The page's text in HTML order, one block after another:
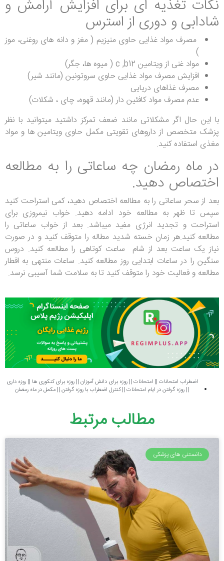
نکات تغذیه ای برای افزایش آرامش و
شادابی و دوری از استرس
مصرف مواد غذایی حاوی منیزیم ( مغز و دانه های روغنی، موز
)
مواد غنی از ویتامین c ,b12 ( میوه ها، جگر)
افزایش مصرف مواد غذایی حاوی سروتونین (مانند شیر)
مصرف غذاهای دریایی
عدم مصرف مواد کافئین دار (مانند قهوه، چای ، شکلات)
با این حال اگر مشکلاتی مانند ضعف تمرکز داشتید میتوانید با نظر
پزشک متخصص از داروهای تقویتی مکمل حاوی ویتامین ها و مواد
مغذی استفاده کنید.
در ماه رمضان چه ساعاتی را به مطالعه
اختصاص دهید.
بعد از سحر ساعاتی را به مطالعه اختصاص دهید، کمی استراحت کنید
سپس تا ظهر به مطالعه خود ادامه دهید. خواب نیمروزی برای
استراحت و تجدید انرژی مفید میباشد. بعد از خواب ساعاتی را
مطالعه کنید.هر زمان خسته شدید مطاله را متوقف کنید و در صورت
نیاز یک ساعت بعد از شام ساعت کوتاهی را مطالعه کنید. دروس
سنگین را در ساعات ابتدایی روز مطالعه کنید. ساعات منتهی به افطار
مطالعه و فعالیت خود را متوقف کنید تا به سلامت شما آسیبی نرسد.
اضطراب امتحانات || امتحانات ||روزه برای دانش آموزان ||روزه برای کنکوری ها ||روزه داری
|| روزه گرفتن در ایام امتحانات ||کنترل اضطراب با روزه گرفتن || مکمل در ماه رمضان
مطالب مرتبط
دانستنی های پزشکی